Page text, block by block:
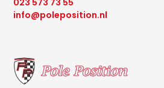
023 573 73 55
info@poleposition.nl